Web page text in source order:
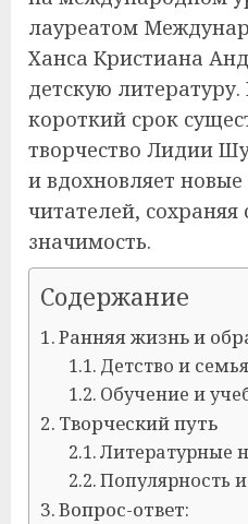
лауреатом
Ханса Кристиана
детскую
короткий срок
творчество Лидии
и вдохновляет
читателей, сохраняя
значимость.
Содержание
Ранняя жизнь и
Детство и семья
Обучение и
Творческий путь
Литературные
Популярность
Вопрос-ответ: